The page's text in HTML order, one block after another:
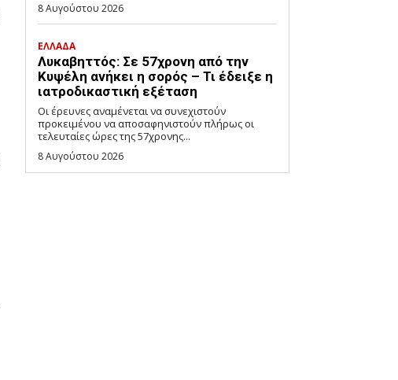
8 Αυγούστου 2026
ΕΛΛΑΔΑ
Λυκαβηττός: Σε 57χρονη από την
Κυψέλη ανήκει η σορός – Τι έδειξε η
ιατροδικαστική εξέταση
Οι έρευνες αναμένεται να συνεχιστούν
προκειμένου να αποσαφηνιστούν πλήρως οι
τελευταίες ώρες της 57χρονης...
8 Αυγούστου 2026